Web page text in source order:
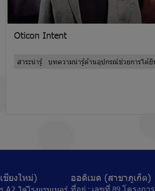
Oticon Intent
สาระน่ารู้ บทความน่ารู้ด้านอุปกรณ์ช่วยการได้ยิ
ชียงใหม่) ออดิเมด (สาขาภูเก็ต)
ที่อยู่ : เลขที่ 89 โครงกา